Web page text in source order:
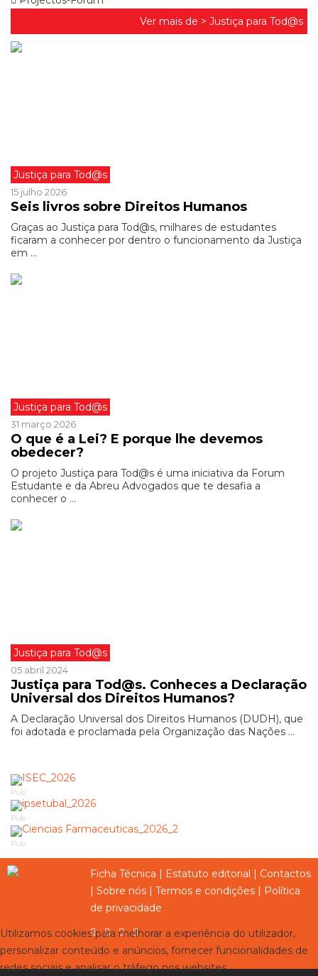
Ver mais de > Justiça para Tod@s
Justiça para Tod@s
15 julho 2026
Seis livros sobre Direitos Humanos
Graças ao Justiça para Tod@s, milhares de estudantes
ficaram a conhecer por dentro o funcionamento da Justiça
em ...
Justiça para Tod@s
31 março 2026
O que é a Lei? E porque lhe devemos
obedecer?
O projeto Justiça para Tod@s é uma iniciativa da Forum
Estudante e da Abreu Advogados que te desafia a
conhecer o ...
Justiça para Tod@s
05 abril 2024
Justiça para Tod@s. Conheces a Declaração
Universal dos Direitos Humanos?
A Declaração Universal dos Direitos Humanos (DUDH), que
foi adotada e proclamada pela Organização das Nações ...
Pub
Pub
Pub
Ficha Técnica | Estatuto editorial | Contactos
| Sobre nós | Termos e condições | Política
de privacidade
Utilizamos cookies para melhorar a experiência do utilizador,
personalizar conteúdo e anúncios, fornecer funcionalidades de
redes sociais e analisar o tráfego nos websites.